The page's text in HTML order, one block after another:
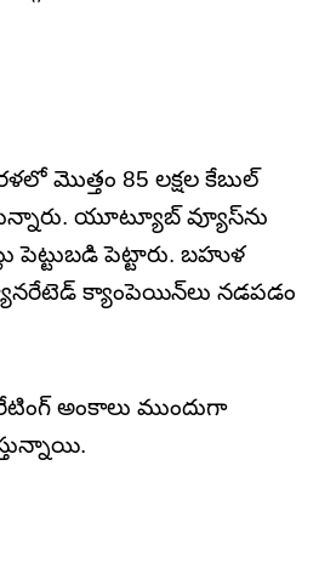
మొత్తం 85 లక్షల కేబుల్
యూట్యూబ్ వ్యూస్‌ను
పెట్టారు. బహుళ
క్యాంపెయిన్‌లు నడపడం
అంకాలు ముందుగా